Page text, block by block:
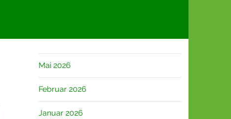
Mai 2026
Februar 2026
Januar 2026